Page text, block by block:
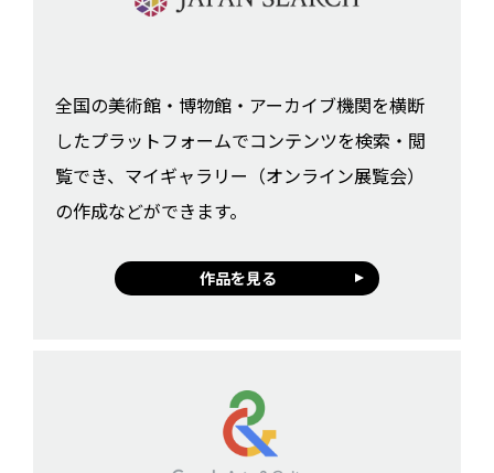
全国の美術館・博物館・アーカイブ機関を横断
したプラットフォームでコンテンツを検索・閲
覧でき、マイギャラリー（オンライン展覧会）
の作成などができます。
作品を見る